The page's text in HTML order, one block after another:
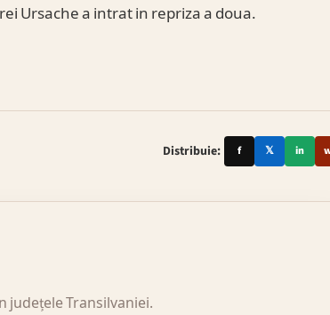
Ursache a intrat in repriza a doua.
Distribuie: f 𝕏 in
județele Transilvaniei.